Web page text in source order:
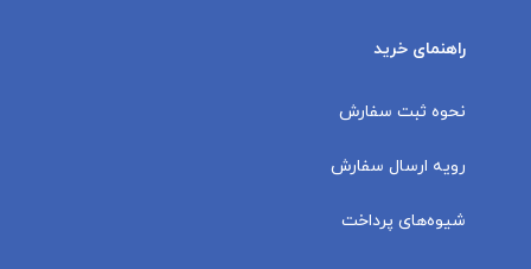
راهنمای خرید
نحوه ثبت سفارش
رویه ارسال سفارش
شیوه‌های پرداخت